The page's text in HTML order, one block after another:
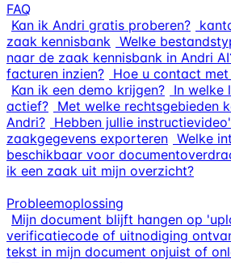
FAQ
Kan ik Andri gratis proberen?
zaak kennisbank Welke
naar de zaak kennisbank in Andri
facturen inzien? Hoe u contact
Kan ik een demo krijgen? In welke
actief? Met welke rechtsgebieden
Andri? Hebben jullie
zaakgegevens exporteren Welke
beschikbaar voor
ik een zaak uit mijn overzicht?
Probleemoplossing
Mijn document blijft hangen op
verificatiecode of uitnodiging
tekst in mijn document onjuist of